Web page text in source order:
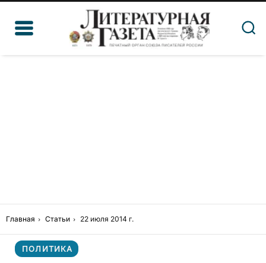
Главная Статьи 22 июля 2014 г.
ПОЛИТИКА